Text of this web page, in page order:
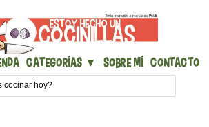
Categorías ▼ Sobre mí Contacto